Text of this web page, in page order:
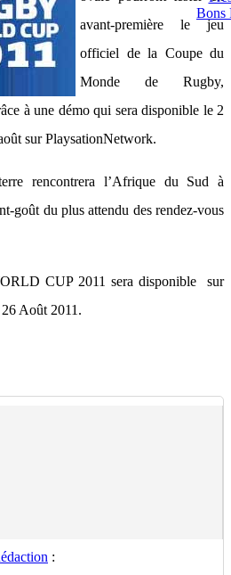
Bons
avant-première le jeu
officiel de la Coupe du
Monde de Rugby,
à une démo qui sera disponible le 2
sur PlaysationNetwork.
rencontrera l’Afrique du Sud à
goût du plus attendu des rendez-vous
CUP 2011 sera disponible sur
Août 2011.
: